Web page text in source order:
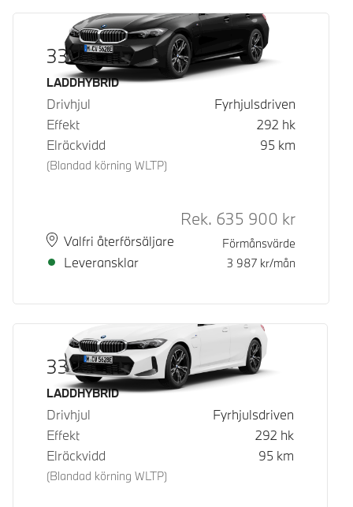
330e xDrive
Bränsle
LADDHYBRID
Drivhjul
Fyrhjulsdriven
Effekt
292 hk
Elräckvidd
(Blandad körning WLTP)
95 km
PlatsValfri återförsäljare
Leveranstid
Leveransklar
Rek. ord
Rek. 635 900 kr
Förmånsvärde
3 987 kr/mån
330e xDrive
Bränsle
LADDHYBRID
Drivhjul
Fyrhjulsdriven
Effekt
292 hk
Elräckvidd
(Blandad körning WLTP)
95 km